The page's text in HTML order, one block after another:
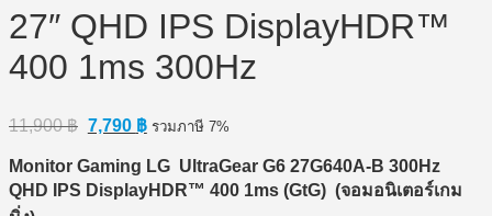
27″ QHD IPS DisplayHDR™
400 1ms 300Hz
11,900฿ Original
price
was:
11,900 ฿.
7,790 ฿Current
price
is:
7,790 ฿.
รวมภาษี 7%
Monitor Gaming LG UltraGear G6 27G640A-B 300Hz
QHD IPS DisplayHDR™ 400 1ms (GtG) (จอมอนิเตอร์เกม